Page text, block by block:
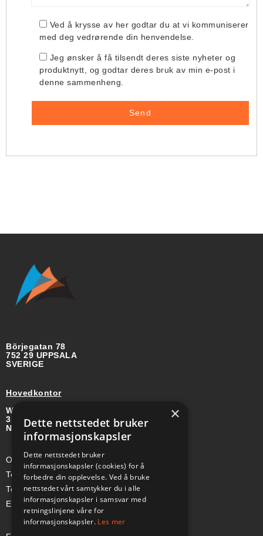
Ved å krysse av her godtar du at vi kommuniserer
med deg vedrørende din henvendelse.
Jeg ønsker å få tilsendt deres siste nyheter og
produktnytt, og godtar deres bruk av min e-post i
denne sammenheng.
Börjegatan 78
752 29 UPPSALA
SVERIGE
Hovedkontor
Wirgenes vei 8B
3157 BARKÅKER
NORGE
Org-nr: 985 958 203 MVA
Telefon (Nor): +47 334 50 910
Telefon (Swe): +46 70-748 08 19
E-post: sales@a-ss.net
×
Dette nettstedet bruker
informasjonskapsler
Dette nettstedet bruker
informasjonskapsler (cookies) for å
forbedre din opplevelse. Ved å bruke
nettstedet vårt samtykker du i alle
informasjonskapsler i samsvar med
retningslinjene våre for
informasjonskapsler. Les mer